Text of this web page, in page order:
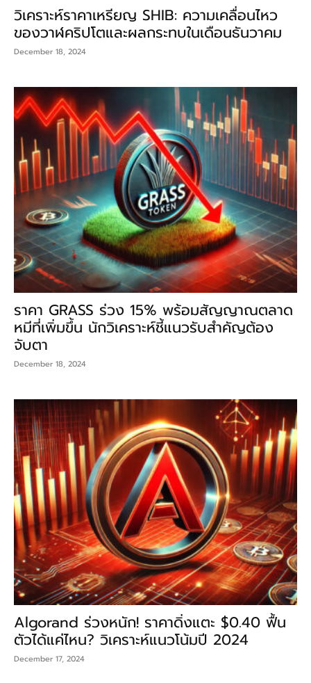
วิเคราะห์ราคาเหรียญ SHIB: ความเคลื่อนไหว
ของวาฬคริปโตและผลกระทบในเดือนธันวาคม
December 18, 2024
ราคา GRASS ร่วง 15% พร้อมสัญญาณตลาด
หมีที่เพิ่มขึ้น นักวิเคราะห์ชี้แนวรับสำคัญต้อง
จับตา
December 18, 2024
Algorand ร่วงหนัก! ราคาดิ่งแตะ $0.40 ฟื้น
ตัวได้แค่ไหน? วิเคราะห์แนวโน้มปี 2024
December 17, 2024